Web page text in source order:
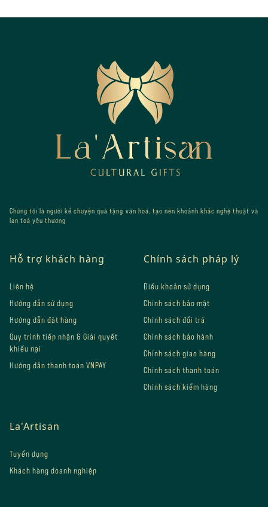
Chúng tôi là người kể chuyện quà tặng văn hoá, tạo nên khoảnh khắc nghệ thuật và
lan toả yêu thương
Hỗ trợ khách hàng
Liên hệ
Hướng dẫn sử dụng
Hướng dẫn đặt hàng
Quy trình tiếp nhận & Giải quyết
khiếu nại
Hướng dẫn thanh toán VNPAY
Chính sách pháp lý
Điều khoản sử dụng
Chính sách bảo mật
Chính sách đổi trả
Chính sách bảo hành
Chính sách giao hàng
Chính sách thanh toán
Chính sách kiểm hàng
La'Artisan
Tuyển dụng
Khách hàng doanh nghiệp